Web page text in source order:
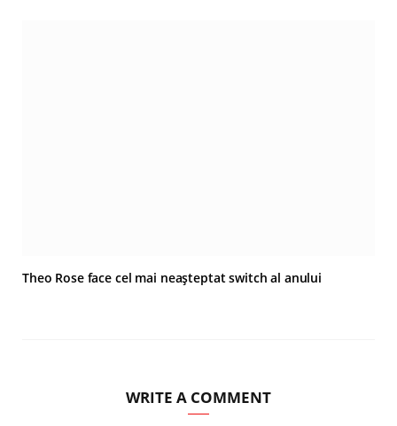
Theo Rose face cel mai neașteptat switch al anului
WRITE A COMMENT